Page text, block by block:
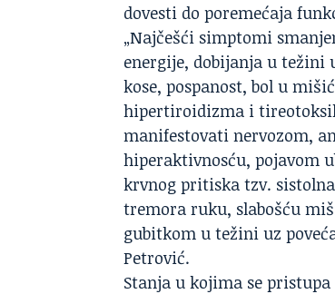
dovesti do poremećaja
„Najčešći simptomi
energije, dobijanja u težini
kose, pospanost, bol u
hipertiroidizma i
manifestovati nervozom,
hiperaktivnosću, pojavom
krvnog pritiska tzv.
tremora ruku, slabošću
gubitkom u težini uz
Petrović.
Stanja u kojima se